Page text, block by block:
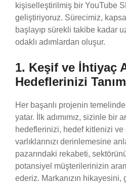
kişiselleştirilmiş bir YouTube
geliştiriyoruz. Sürecimiz,
başlayıp sürekli takibe kadar
odaklı adımlardan oluşur.
1. Keşif ve İhtiyaç
Hedeflerinizi
Her başarılı projenin
yatar. İlk adımımız, sizinle bir
hedeflerinizi, hedef kitlenizi ve
varlıklarınızı derinlemesine
pazarındaki rekabeti,
potansiyel müşterilerinizin
ederiz. Markanızın